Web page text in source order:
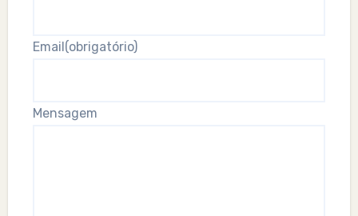
Email (obrigatório)
Mensagem